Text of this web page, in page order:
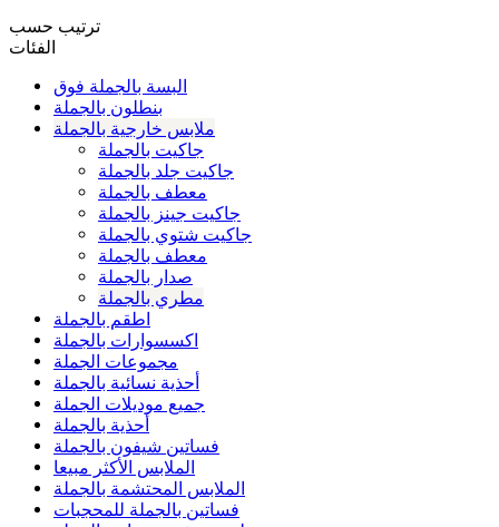
ترتيب حسب
الفئات
البسة بالجملة فوق
بنطلون بالجملة
ملابس خارجية بالجملة
جاكيت بالجملة
جاكيت جلد بالجملة
معطف بالجملة
جاكيت جينز بالجملة
جاكيت شتوي بالجملة
معطف بالجملة
صدار بالجملة
مطري بالجملة
اطقم بالجملة
اكسسوارات بالجملة
مجموعات الجملة
أحذية نسائية بالجملة
جميع موديلات الجملة
أحذية بالجملة
فساتين شيفون بالجملة
الملابس الأكثر مبيعا
الملابس المحتشمة بالجملة
فساتين بالجملة للمحجبات